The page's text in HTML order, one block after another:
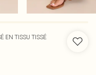
EN TISSU TISSÉ